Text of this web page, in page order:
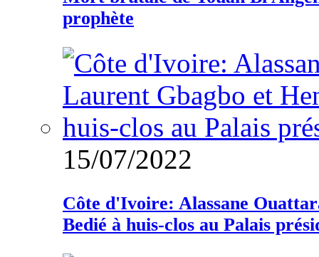
prophète
15/07/2022
Côte d'Ivoire: Alassane
Bedié à huis-clos au Palais